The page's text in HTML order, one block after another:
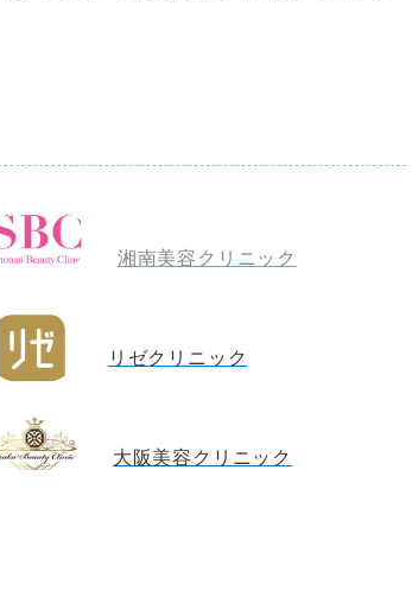
湘南美容クリニック
リゼクリニック
大阪美容クリニック